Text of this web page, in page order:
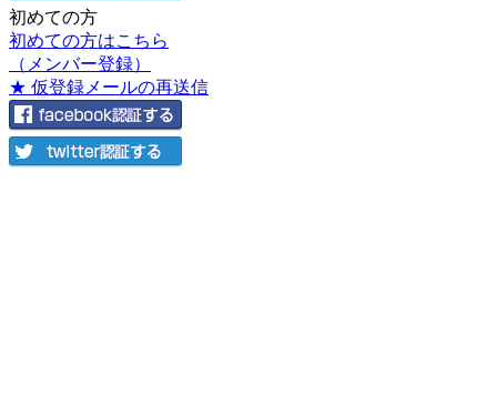
初めての方
初めての方はこちら
（メンバー登録）
★ 仮登録メールの再送信